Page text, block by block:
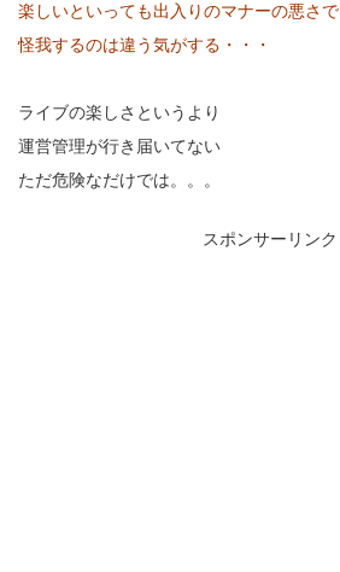
楽しいといっても出入りのマナーの悪さで
怪我するのは違う気がする・・・
ライブの楽しさというより
運営管理が行き届いてない
ただ危険なだけでは。。。
スポンサーリンク